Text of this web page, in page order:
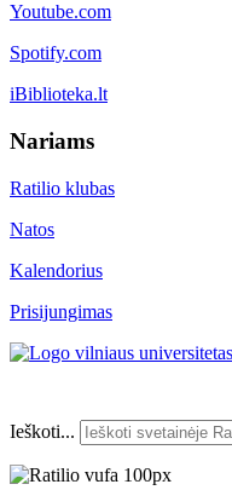
Youtube.com
Spotify.com
iBiblioteka.lt
Nariams
Ratilio klubas
Natos
Kalendorius
Prisijungimas
Ieškoti...